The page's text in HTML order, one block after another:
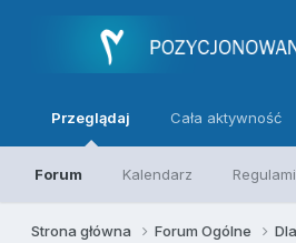
Przeglądaj
Forum Kalendarz
Cała aktywność
Strona główna Forum Ogólne